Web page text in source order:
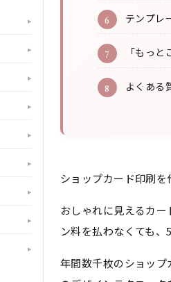
▸
▸
▸
▸
▸
▸
▸
▸
▸
テンプレ
「もっ
よくある
ショップカード印刷を
おしゃれに見えるカ
ン料を払わなくても、
年間数千枚のショッ